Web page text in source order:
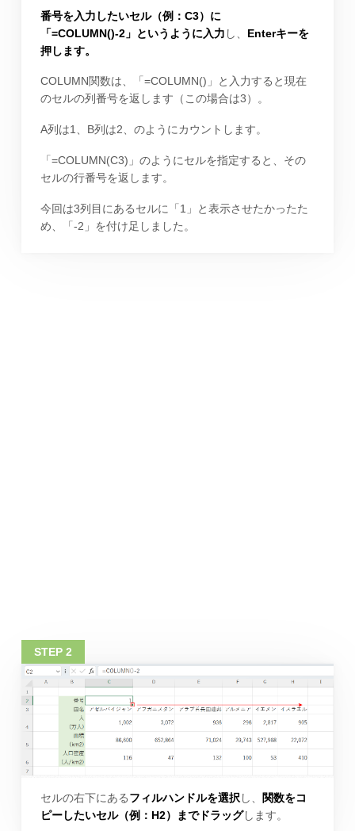
番号を入力したいセル（例：C3）に
「=COLUMN()-2」というように入力 し、 Enterキーを
押します。
COLUMN関数は、「=COLUMN()」と入力すると現在
のセルの列番号を返します（この場合は3）。
A列は1、B列は2、のようにカウントします。
「=COLUMN(C3)」のようにセルを指定すると、その
セルの行番号を返します。
今回は3列目にあるセルに「1」と表示させたかったた
め、「-2」を付け足しました。
セルの右下にあるフィルハンドルを選択し、
関数をコ
ピーしたいセル（例：H2）までドラッグします。